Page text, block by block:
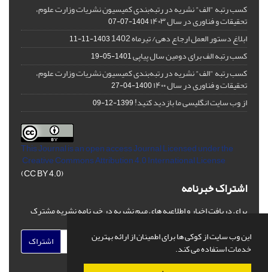
این وب سایت از کوکی ها برای اطمینان از ارائه بهترین
خدمات استفاده می کند.
کسب رتبه "الف" نشریه در رتبه‌بندی کمیسیون نشریات وزارت علوم،
تحقیقات و فناوری در سال ۱۴۰۳ 1404-07-07
ابلاغ دستور العمل ارجاع دهی/ تیرماه 1402 1403-11-11
کسب رتبه الف برای دومین سال پیاپی1401-05-19
کسب رتبه "الف" نشریه در رتبه‌بندی کمیسیون نشریات وزارت علوم،
تحقیقات و فناوری در سال ۱۴۰۰ 1400-04-27
از وب سایت انگلیسی ما بازدید کنید!1399-12-09
This Journal is an open access Journal Licensedunder the
Creative Commons Attribution 4.0 International License
(CC BY 4.0)
اشتراک خبرنامه
برای دریافت اخبار و اطلاعیه های مهم نشریه در خبرنامه نشریه مشترک
اشتراک